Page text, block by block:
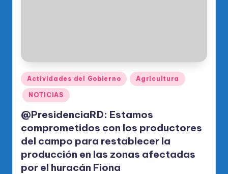
Publicado
en
Actividades del Gobierno Agricultura
NOTICIAS
@PresidenciaRD: Estamos
comprometidos con los productores
del campo para restablecer la
producción en las zonas afectadas
por el huracán Fiona